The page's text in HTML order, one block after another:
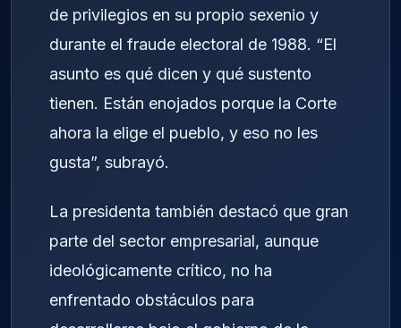
de privilegios en su propio sexenio y
durante el fraude electoral de 1988. “El
asunto es qué dicen y qué sustento
tienen. Están enojados porque la Corte
ahora la elige el pueblo, y eso no les
gusta”, subrayó.
La presidenta también destacó que gran
parte del sector empresarial, aunque
ideológicamente crítico, no ha
enfrentado obstáculos para